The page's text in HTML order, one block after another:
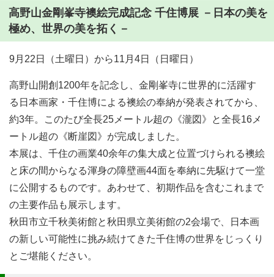
高野山金剛峯寺襖絵完成記念 千住博展 －日本の美を
極め、世界の美を拓く－
9月22日（土曜日）から11月4日（日曜日）
高野山開創1200年を記念し、金剛峯寺に世界的に活躍す
る日本画家・千住博による襖絵の奉納が発表されてから、
約3年。このたび全長25メートル超の《瀧図》と全長16メ
ートル超の《断崖図》が完成しました。
本展は、千住の画業40余年の集大成と位置づけられる襖絵
と床の間からなる渾身の障壁画44面を奉納に先駆けて一堂
に公開するものです。あわせて、初期作品を含むこれまで
の主要作品も展示します。
秋田市立千秋美術館と秋田県立美術館の2会場で、日本画
の新しい可能性に挑み続けてきた千住博の世界をじっくり
とご堪能ください。